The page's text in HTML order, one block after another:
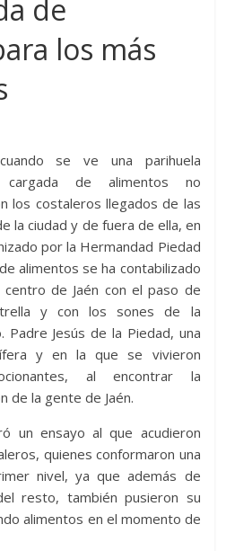
de
los más
se ve una parihuela
de alimentos no
los costaleros llegados de las
la ciudad y de fuera de ella, en
por la Hermandad Piedad
alimentos se ha contabilizado
de Jaén con el paso de
y con los sones de la
Padre Jesús de la Piedad, una
y en la que se vivieron
al encontrar la
de la gente de Jaén.
un ensayo al que acudieron
quienes conformaron una
nivel, ya que además de
resto, también pusieron su
alimentos en el momento de